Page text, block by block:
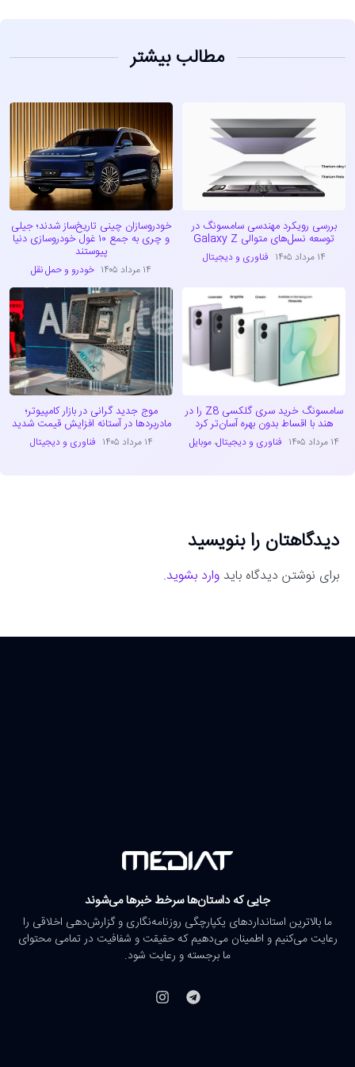
مطالب بیشتر
بررسی رویکرد مهندسی سامسونگ در
توسعه نسل‌های متوالی Galaxy Z
۱۴ مرداد ۱۴۰۵ فناوری و دیجیتال
خودروسازان چینی تاریخ‌ساز شدند؛ جیلی
و چری به جمع ۱۰ غول خودروسازی دنیا
پیوستند
۱۴ مرداد ۱۴۰۵ خودرو و حمل نقل
سامسونگ خرید سری گلکسی Z8 را در
هند با اقساط بدون بهره آسان‌تر کرد
۱۴ مرداد ۱۴۰۵ فناوری و دیجیتال،موبایل
موج جدید گرانی در بازار کامپیوتر؛
مادربردها در آستانه افزایش قیمت شدید
۱۴ مرداد ۱۴۰۵ فناوری و دیجیتال
دیدگاهتان را بنویسید
برای نوشتن دیدگاه باید وارد بشوید.
جایی که داستان‌ها سرخط خبرها می‌شوند
ما بالاترین استانداردهای یکپارچگی روزنامه‌نگاری و گزارش‌دهی اخلاقی را
رعایت می‌کنیم و اطمینان می‌دهیم که حقیقت و شفافیت در تمامی محتوای
ما برجسته و رعایت شود.